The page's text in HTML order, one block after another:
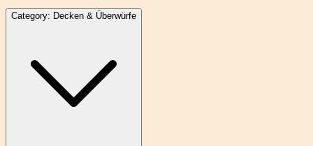
Category: Decken & Überwürfe